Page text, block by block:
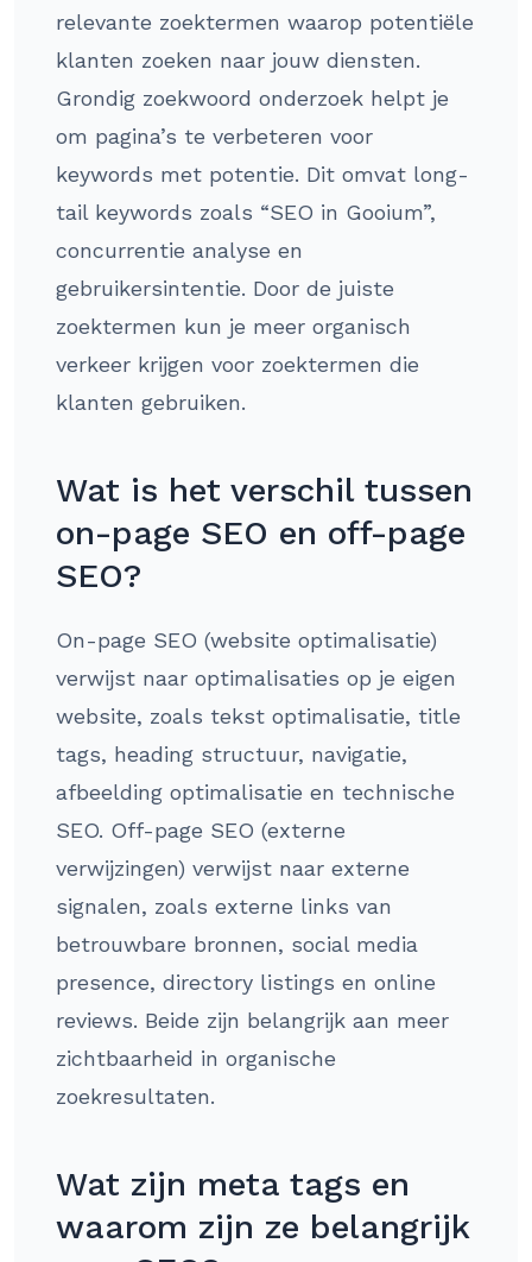
relevante zoektermen waarop potentiële
klanten zoeken naar jouw diensten.
Grondig zoekwoord onderzoek helpt je
om pagina’s te verbeteren voor
keywords met potentie. Dit omvat long-
tail keywords zoals “SEO in Gooium”,
concurrentie analyse en
gebruikersintentie. Door de juiste
zoektermen kun je meer organisch
verkeer krijgen voor zoektermen die
klanten gebruiken.
Wat is het verschil tussen
on-page SEO en off-page
SEO?
On-page SEO (website optimalisatie)
verwijst naar optimalisaties op je eigen
website, zoals tekst optimalisatie, title
tags, heading structuur, navigatie,
afbeelding optimalisatie en technische
SEO. Off-page SEO (externe
verwijzingen) verwijst naar externe
signalen, zoals externe links van
betrouwbare bronnen, social media
presence, directory listings en online
reviews. Beide zijn belangrijk aan meer
zichtbaarheid in organische
zoekresultaten.
Wat zijn meta tags en
waarom zijn ze belangrijk